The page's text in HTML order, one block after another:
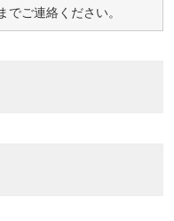
ご連絡ください。